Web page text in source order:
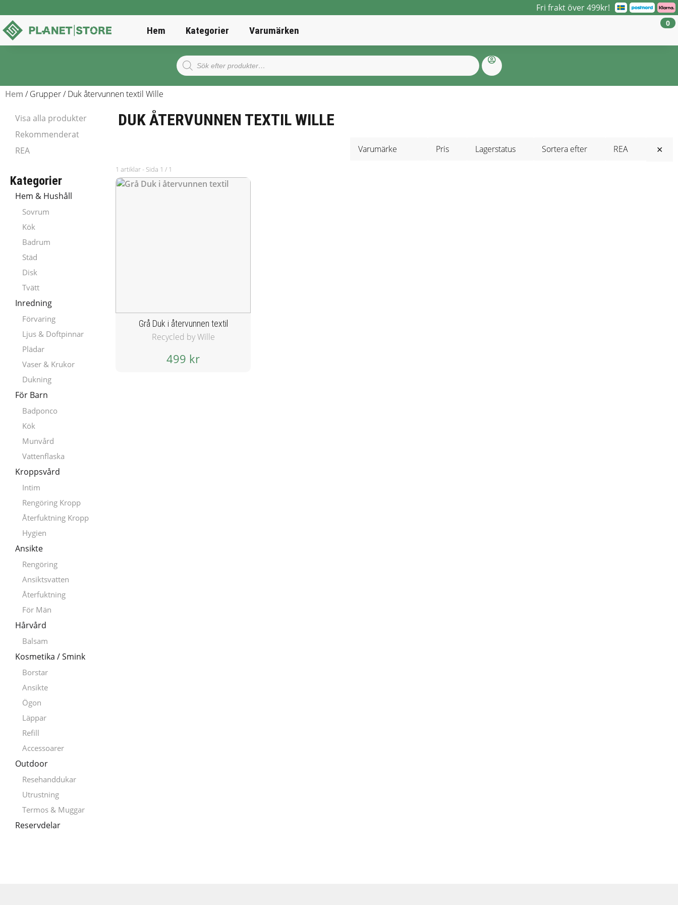
Fri frakt över 499kr!
Hem Kategorier Varumärken
0
Products
search
Hem / Grupper / Duk återvunnen textil Wille
Visa alla produkter
Rekommenderat
REA
Kategorier
Hem & Hushåll
Sovrum
Kök
Badrum
Städ
Disk
Tvätt
Inredning
Förvaring
Ljus & Doftpinnar
Plädar
Vaser & Krukor
Dukning
För Barn
Badponco
Kök
Munvård
Vattenflaska
Kroppsvård
Intim
Rengöring Kropp
Återfuktning Kropp
Hygien
Ansikte
Rengöring
Ansiktsvatten
Återfuktning
För Män
Hårvård
Balsam
Kosmetika / Smink
Borstar
Ansikte
Ögon
Läppar
Refill
Accessoarer
Outdoor
Resehanddukar
Utrustning
Termos & Muggar
Reservdelar
DUK ÅTERVUNNEN TEXTIL WILLE
Varumärke Pris Lagerstatus Sortera efter REA ✕
1 artiklar - Sida 1 / 1
Grå Duk i återvunnen textil
Recycled by Wille
499 kr